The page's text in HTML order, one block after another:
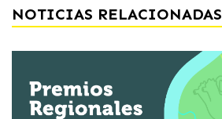
NOTICIAS RELACIONADAS